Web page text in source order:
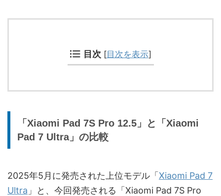
目次 [目次を表示]
「Xiaomi Pad 7S Pro 12.5」と「Xiaomi
Pad 7 Ultra」の比較
2025年5月に発売された上位モデル「Xiaomi Pad 7
Ultra 」と、今回発売される「Xiaomi Pad 7S Pro